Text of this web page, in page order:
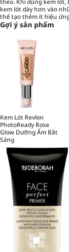
kem lót dày hơn vào
thể tạo thêm ít hiệu
Gợi ý sản phẩm
Kem Lót Revlon
PhotoReady Rose
Glow Dưỡng Ẩm Bắt
Sáng